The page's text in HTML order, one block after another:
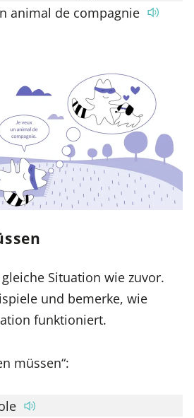
animal de compagnie
Situation wie zuvor.
und bemerke, wie
funktioniert.
müssen“: